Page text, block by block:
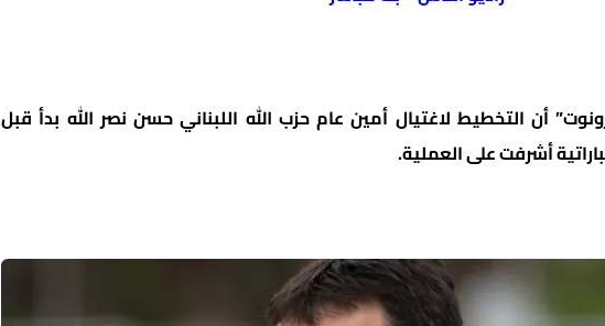
أن التخطيط لاغتيال أمين عام حزب الله اللبناني حسن نصر الله بدأ قبل
أشرفت على العملية.